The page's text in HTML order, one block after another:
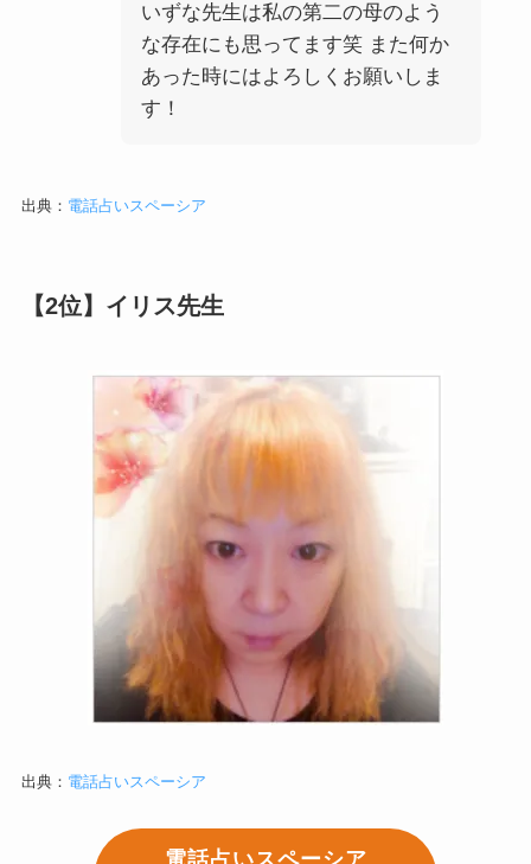
いずな先生は私の第二の母のよう
な存在にも思ってます笑 また何か
あった時にはよろしくお願いしま
す！
出典： 電話占いスペーシア
【2位】イリス先生
出典： 電話占いスペーシア
電話占いスペーシア